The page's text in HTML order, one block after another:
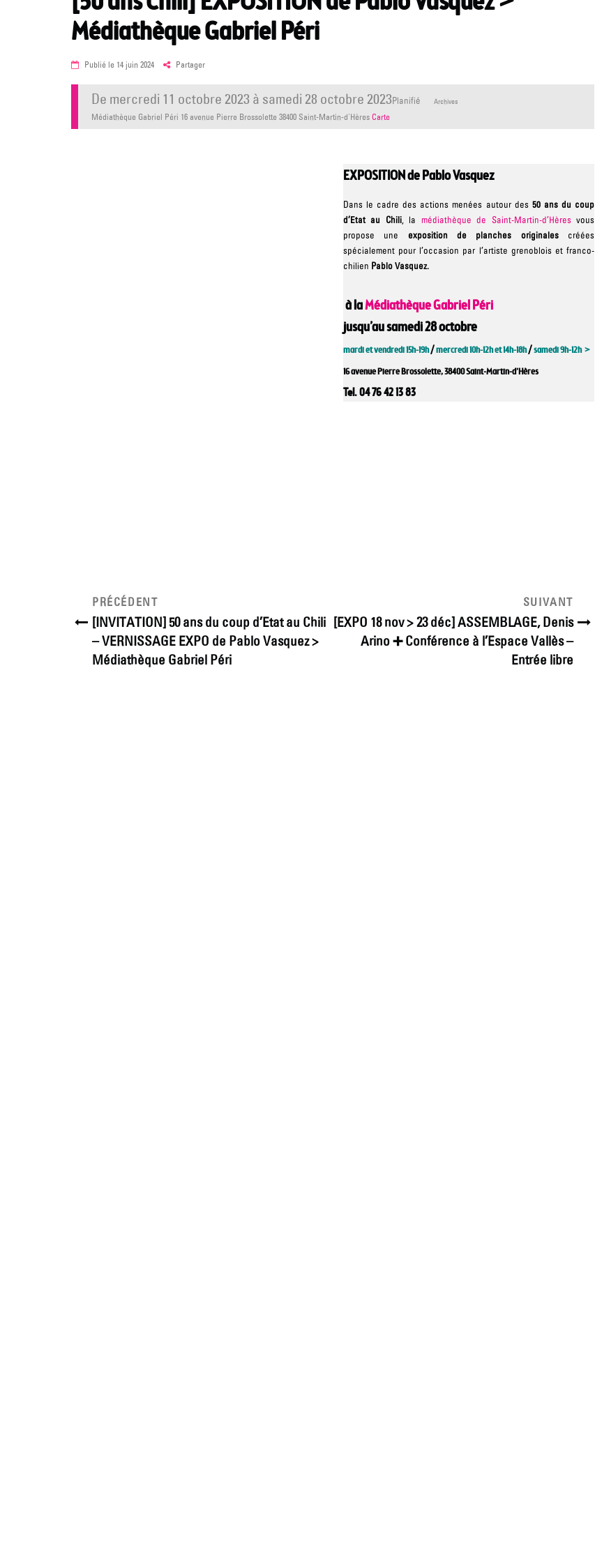
Médiathèque Gabriel Péri
Publié le Posted
14 juin 2024 Partager
de mercredi 11 octobre 2023 à samedi 28 octobre 2023Planifié Archives
Médiathèque Gabriel Péri 16 avenue Pierre Brossolette 38400 Saint-Martin-d'HèresCarte
EXPOSITIONdePablo Vasquez
Dans le cadre des actions menées autour des 50 ans du coup
d’Etat au Chili, la médiathèque de Saint-Martin-d’Hèresvous
propose une exposition de planches originalescréées
spécialement pour l’occasion par l’artiste grenoblois et franco-
chilien Pablo Vasquez.
à laMédiathèque Gabriel Péri
jusqu’au samedi 28 octobre
mardi et vendredi 15h-19h/mercredi 10h-12h et 14h-18h/samedi 9h-12h >
16 avenue Pierre Brossolette, 38400 Saint-Martin-d’Hères
Tel. 04 76 42 13 83
Navigation
de
l’article
Article
précédent
PRÉCÉDENT
[INVITATION] 50 ans du coup d’Etat au Chili
– VERNISSAGE EXPO de Pablo Vasquez >
Médiathèque Gabriel Péri
suivant
SUIVANT
[EXPO 18 nov > 23 déc] ASSEMBLAGE, Denis
Arino ➕ Conférence à l’Espace Vallès –
Entrée libre